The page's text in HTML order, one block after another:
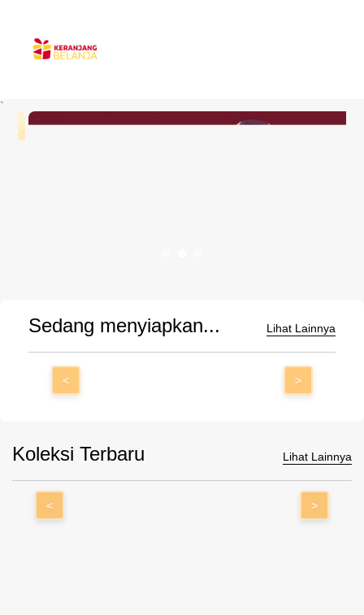
`
Sedang menyiapkan... Lihat Lainnya
< >
Koleksi Terbaru Lihat Lainnya
< >